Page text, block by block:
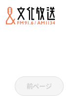
前ページ